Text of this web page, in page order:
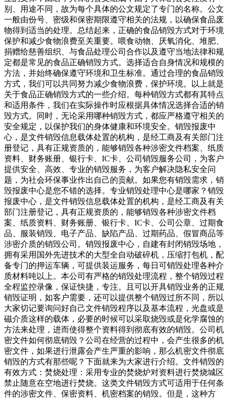
别、用途不同，故为每个具体的公文规定了专门的名称。公文
一般由份号、密级和保密期限遵守相关的法规，以确保食品废
物得到适当的处理。总结起来，正确的食品销毁方式对于环境
保护和减少食物浪费至关重要。喂食动物、厌氧消化、堆肥、
捐赠给慈善组织、与食品处理公司合作以及遵守当地法律和规
定都是常见的食品正确销毁方式。选择适合自身情况和规模的
方法，并始终确保遵守环境和卫生标准。通过合理的食品销毁
方式，我们可以共同努力减少食物浪费，保护环境。以上就是
关于食品正确销毁方式的一些介绍。每种销毁方式都有其特点
和适用条件，我们在实际操作时应根据具体情况选择合适的销
毁方式。同时，无论采用哪种销毁方式，都应严格遵守相关的
安全规定，以保护我们的身体健康和环境安全。销毁报废中
心，是文件销毁信息载体处置的机构，是经工商及有关部门注
册登记，具有正规资质的，能够销毁各种涉密文件档案、纸质
资料、财务账册、银行卡、IC卡、公司销毁服务公司，为客户
提供安全、高效、专业的销毁服务，为客户解决隐私安全问
题，为社会环保事业作出自己的贡献。如果您有销毁需求，销
毁报废中心是您不错的选择。专业销毁处理中心是哪家？销毁
报废中心，是文件销毁信息载体处置的机构，是经工商及有关
部门注册登记，具有正规资质的，能够销毁各种涉密文件档
案、纸质资料、财务账册、银行卡、IC卡、公司公章、过期食
品、服装销毁、电子产品、缺陷产品、过期药品、假冒商品等
涉密介质的销毁公司。销毁报废中心，自建有封闭销毁场地，
拥有采用国外先进技术的大型全自动破碎机，压缩打包机，配
备专门的押运车辆，可提供装运服务，每日可销毁处理各种介
质材料吨以上。本公司有严格的销毁处理流程，整个销毁过程
全程监控录像，保证快捷，专注。且可以开具销毁业务的正规
销毁证明，如客户需要，还可以提供整个销毁过所不同，所以
大家切记要询问好自己文件销毁程序以及基本流程，光盘或是
磁介质这样的载体，必要的时候可以采取烧毁或是化学腐蚀的
方法来处理，进而使得整个资料得到彻底有效的销毁。公司机
密文件如何彻底销毁？公司在经营的过程中，会产生很多的机
密文件，如果进行泄露会产生严重的影响，那么机密文件彻底
销毁的方式有那些呢？下面就来为大家进行介绍。文件销毁的
有效方式：焚烧处理：采用专业的焚烧炉对资料进行焚烧城区
禁止随意在空地进行焚烧。这类文件销毁方式可适用于任何条
件的涉密文件、保密资料、机密档案的销毁。但是，这种方